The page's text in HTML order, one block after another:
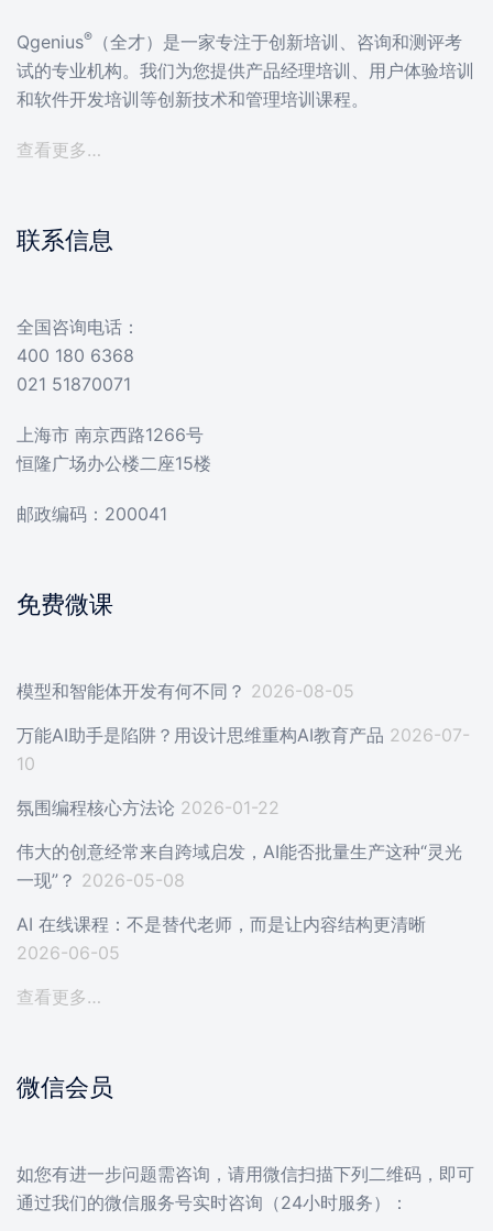
Qgenius®
（全才）是一家专注于创新培训、咨询和测评考
试的专业机构。我们为您提供产品经理培训、用户体验培训
和软件开发培训等创新技术和管理培训课程。
查看更多…
联系信息
全国咨询电话：
400 180 6368
021 51870071
上海市 南京西路1266号
恒隆广场办公楼二座15楼
邮政编码：200041
免费微课
模型和智能体开发有何不同？ 2026-08-05
万能AI助手是陷阱？用设计思维重构AI教育产品 2026-07-
10
氛围编程核心方法论 2026-01-22
伟大的创意经常来自跨域启发，AI能否批量生产这种“灵光
一现”？ 2026-05-08
AI 在线课程：不是替代老师，而是让内容结构更清晰
2026-06-05
查看更多…
微信会员
如您有进一步问题需咨询，请用微信扫描下列二维码，即可
通过我们的微信服务号实时咨询（24小时服务）：